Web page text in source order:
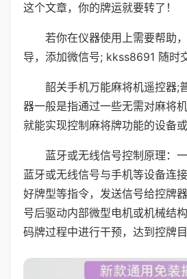
这个文章，你的牌运就要转了！
若你在仪器使用上需要帮助
导，添加微信号; kkss8691 随时
韶关手机万能麻将机遥控器;
器一般是指通过一些无需对麻将
就能实现控制麻将牌功能的设备或
蓝牙或无线信号控制原理：
蓝牙或无线信号与手机等设备连
好牌型等指令，发送信号给控牌
号后驱动内部微型电机或机械结
码牌过程中进行干预，达到控牌目